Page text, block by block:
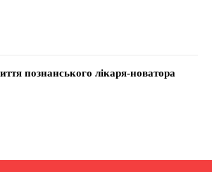
познанського лікаря-новатора